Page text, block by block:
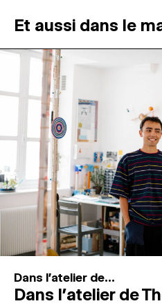
ATELIERS OUVERTS
PROGRAMMATION
MAGAZINE
ESPACES DE PRATIQUE
Recherche
Connexion
Et aussi dans le
Dans l'atelier de...
Dans l’atelier de